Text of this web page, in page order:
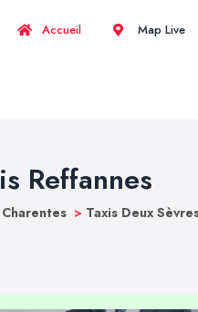
Accueil Map Live
Reffannes
> Taxis Deux